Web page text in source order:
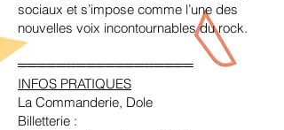
sociaux et s’impose comme l’une des
nouvelles voix incontournables du rock.
══════════════════
INFOS PRATIQUES
La Commanderie, Dole
Billetterie :